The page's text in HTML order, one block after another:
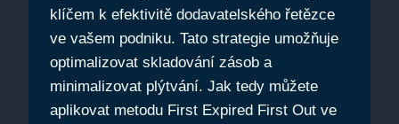
klíčem k ​efektivitě dodavatelského řetězce
⁢ve‌ vašem⁣ podniku. Tato⁣ strategie⁢ umožňuje
optimalizovat skladování zásob a
minimalizovat plýtvání. Jak tedy ‍můžete
aplikovat metodu First Expired ⁢First Out ve